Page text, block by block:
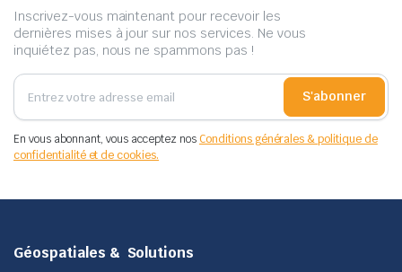
Inscrivez-vous maintenant pour recevoir les
dernières mises à jour sur nos services. Ne vous
inquiétez pas, nous ne spammons pas !
S'abonner
En vous abonnant, vous acceptez nosConditions générales & politique de
confidentialité et de cookies.
Géospatiales & Solutions